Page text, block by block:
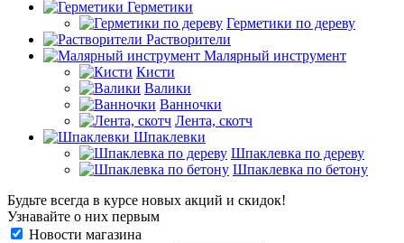
Герметики
Герметики по дереву
Растворители
Малярный инструмент
Кисти
Валики
Ванночки
Лента, скотч
Шпаклевки
Шпаклевка по дереву
Шпаклевка по бетону
Будьте всегда в курсе новых акций и скидок!
Узнавайте о них первым
Новости магазина